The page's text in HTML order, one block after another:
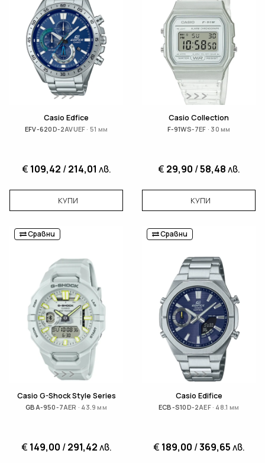
Casio Edfice
EFV-620D-2AVUEF · 51 мм
€ 109,42 /214,01 лв.
КУПИ
Casio Collection
F-91WS-7EF · 30 мм
€ 29,90 /58,48лв.
КУПИ
Сравни
Casio G-Shock Style Series
GBA-950-7AER · 43.9 мм
€ 149,00 /291,42лв.
Сравни
Casio Edifice
ECB-S10D-2AEF · 48.1 мм
€ 189,00 /369,65лв.